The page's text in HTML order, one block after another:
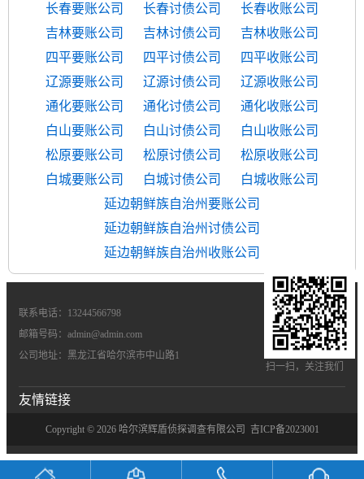
长春要账公司
长春讨债公司
长春收账公司
吉林要账公司
吉林讨债公司
吉林收账公司
四平要账公司
四平讨债公司
四平收账公司
辽源要账公司
辽源讨债公司
辽源收账公司
通化要账公司
通化讨债公司
通化收账公司
白山要账公司
白山讨债公司
白山收账公司
松原要账公司
松原讨债公司
松原收账公司
白城要账公司
白城讨债公司
白城收账公司
延边朝鲜族自治州要账公司
延边朝鲜族自治州讨债公司
延边朝鲜族自治州收账公司
联系电话：13244566798
邮箱号码：admin@admin.com
公司地址：黑龙江省哈尔滨市中山路1
扫一扫，关注我们
友情链接
Copyright © 2026 哈尔滨辉盾侦探调查有限公司 吉ICP备2023001